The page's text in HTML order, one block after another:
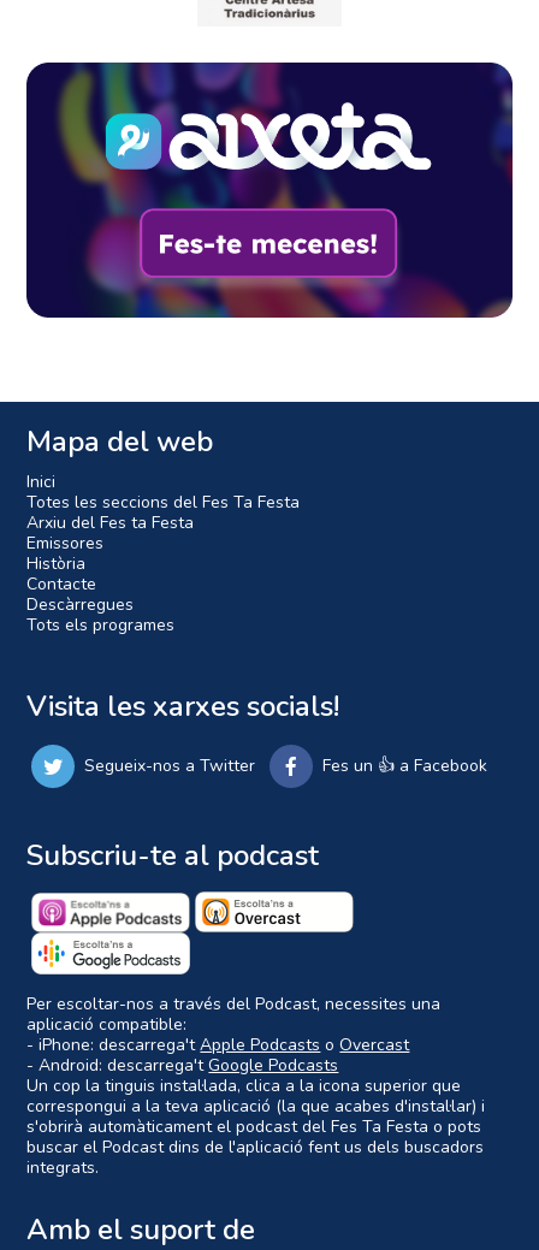
Mapa del web
Inici
Totes les seccions del Fes Ta Festa
Arxiu del Fes ta Festa
Emissores
Història
Contacte
Descàrregues
Tots els programes
Visita les xarxes socials!
Segueix-nos a Twitter Fes un 👍 a Facebook
Subscriu-te al podcast
Per escoltar-nos a través del Podcast, necessites una
aplicació compatible:
- iPhone: descarrega'tApple Podcasts oOvercast
- Android: descarrega'tGoogle Podcasts
Un cop la tinguis instal·lada, clica a la icona superior que
correspongui a la teva aplicació (la que acabes d'instal·lar) i
s'obrirà automàticament el podcast del Fes Ta Festa o pots
buscar el Podcast dins de l'aplicació fent us dels buscadors
integrats.
Amb el suport de